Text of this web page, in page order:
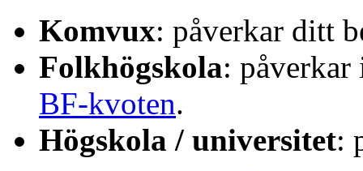
Komvux: påverkar ditt
Folkhögskola:
BF-kvoten.
Högskola / universitet: